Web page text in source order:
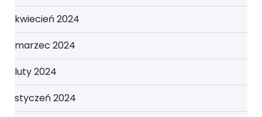
kwiecień 2024
marzec 2024
luty 2024
styczeń 2024